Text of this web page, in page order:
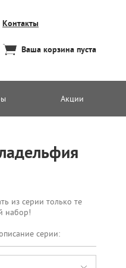
Контакты
Ваша корзина пуста
Акции
из серии только те
набор!
серии: